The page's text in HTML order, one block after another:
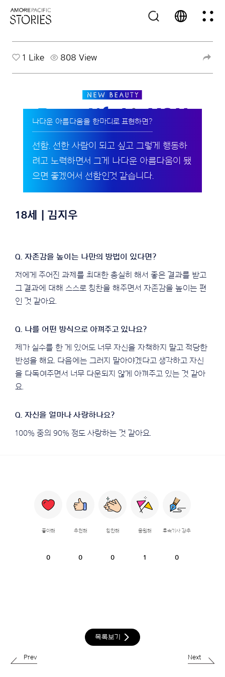
1 Like 808 View
나다운 아름다움을 한마디로 표현하면?
선함. 선한 사람이 되고 싶고 그렇게 행동하
려고 노력하면서 그게 나다운 아름다움이 됐
으면 좋겠어서 선함인것 같습니다.
18세 | 김지우
저에게 주어진 과제를 최대한 충실히 해서 좋은 결과를 받고
그 결과에 대해 스스로 칭찬을 해주면서 자존감을 높이는 편
인 것 같아요.
제가 실수를 한 게 있어도 너무 자신을 자책하지 말고 적당한
반성을 해요. 다음에는 그러지 말아야겠다고 생각하고 자신
을 다독여주면서 너무 다운되지 않게 아껴주고 있는 것 같아
요.
100% 중의 90% 정도 사랑하는 것 같아요.
좋아해
0
추천해
0
칭찬해
0
응원해
1
후속기사 강추
0
목록보기
Prev Next